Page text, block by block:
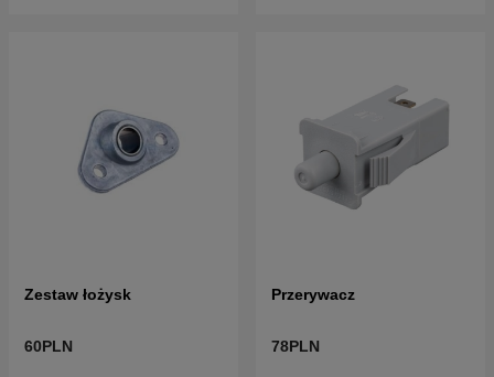
Zestaw łożysk
60PLN
Przerywacz
78PLN